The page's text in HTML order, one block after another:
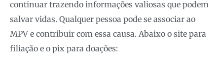
continuar trazendo informações valiosas que podem
salvar vidas. Qualquer pessoa pode se associar ao
MPV e contribuir com essa causa. Abaixo o site para
filiação e o pix para doações: